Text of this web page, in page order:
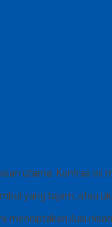
utama. Kontras ini
yang tajam, atau
ilusi